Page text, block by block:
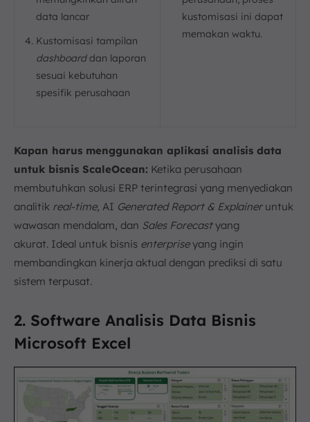
data lancar
Kustomisasi tampilan
dashboarddan laporan
sesuai kebutuhan
spesifik perusahaan
kustomisasi ini dapat
memakan waktu.
Kapan harus menggunakan aplikasi analisis data
untuk bisnis ScaleOcean: Ketika perusahaan
membutuhkan solusi ERP terintegrasi yang menyediakan
analitik real-time, AI Generated Report & Explaineruntuk
wawasan mendalam, dan Sales Forecastyang
akurat. Ideal untuk bisnis enterpriseyang ingin
membandingkan kinerja aktual dengan prediksi di satu
sistem terpusat.
2. Software Analisis Data Bisnis
Microsoft Excel